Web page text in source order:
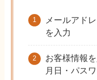
メールアド
を入力
お客様情報
月日・パスワ